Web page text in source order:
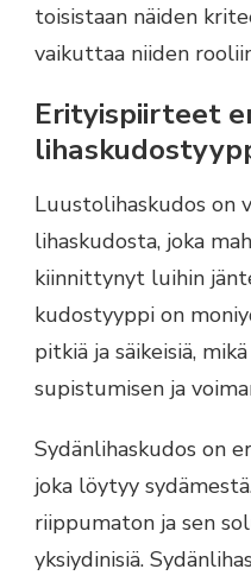
toisistaan näiden
vaikuttaa niiden
Erityispiirteet
Luustolihaskudos on
lihaskudosta, joka
kiinnittynyt luihin
kudostyyppi on
pitkiä ja säikeisiä,
supistumisen ja
Sydänlihaskudos on
joka löytyy
riippumaton ja sen
yksiydinisiä.